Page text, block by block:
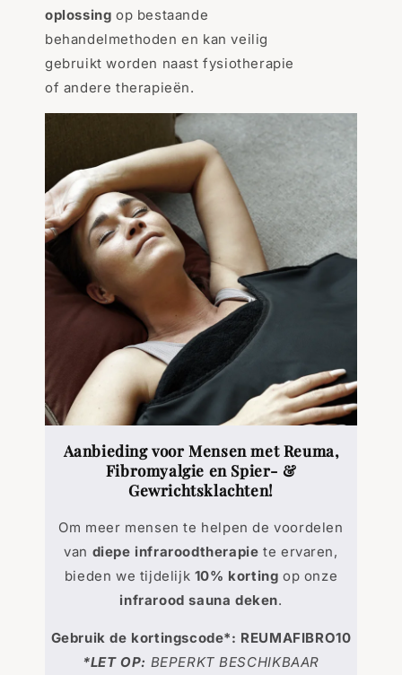
oplossing op bestaande
behandelmethoden en kan veilig
gebruikt worden naast fysiotherapie
of andere therapieën.
Aanbieding voor Mensen met Reuma,
Fibromyalgie en Spier- &
Gewrichtsklachten!
Om meer mensen te helpen de voordelen
van diepe infraroodtherapie te ervaren,
bieden we tijdelijk 10% korting op onze
infrarood sauna deken.
Gebruik de kortingscode*: REUMAFIBRO10
*LET OP: BEPERKT BESCHIKBAAR